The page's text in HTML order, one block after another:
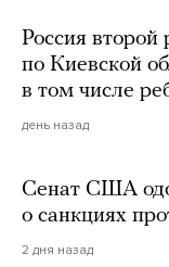
Россия второй
по Киевской
в том числе
день назад
Сенат США
о санкциях
2 дня назад